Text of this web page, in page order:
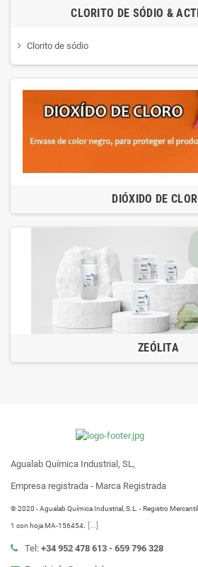
CLORITO DE SÓDIO &
Clorito de sódio
DIÓXIDO DE
ZEÓLITA
Agualab Química Industrial, SL,
Empresa registrada - Marca Registrada
® 2020 - Agualab Química Industrial, S.L. - Registro
1 con hoja MA-156454. [...]
Tel: +34 952 478 613 - 659 796 328